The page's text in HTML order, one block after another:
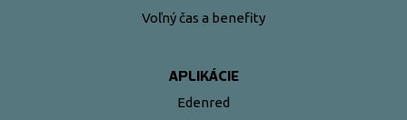
Voľný čas a benefity
APLIKÁCIE
Edenred